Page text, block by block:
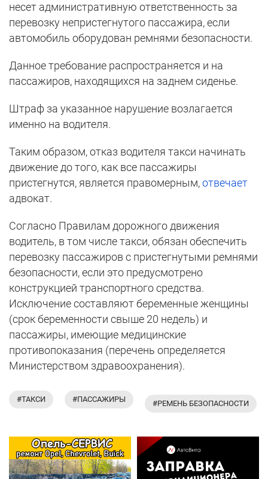
несет административную ответственность за
перевозку непристегнутого пассажира, если
автомобиль оборудован ремнями безопасности.
Данное требование распространяется и на
пассажиров, находящихся на заднем сиденье.
Штраф за указанное нарушение возлагается
именно на водителя.
Таким образом, отказ водителя такси начинать
движение до того, как все пассажиры
пристегнутся, является правомерным,отвечает
адвокат.
Согласно Правилам дорожного движения
водитель, в том числе такси, обязан обеспечить
перевозку пассажиров с пристегнутыми ремнями
безопасности, если это предусмотрено
конструкцией транспортного средства.
Исключение составляют беременные женщины
(срок беременности свыше 20 недель) и
пассажиры, имеющие медицинские
противопоказания (перечень определяется
Министерством здравоохранения).
#ТАКСИ #ПАССАЖИРЫ #РЕМЕНЬ БЕЗОПАСНОСТИ